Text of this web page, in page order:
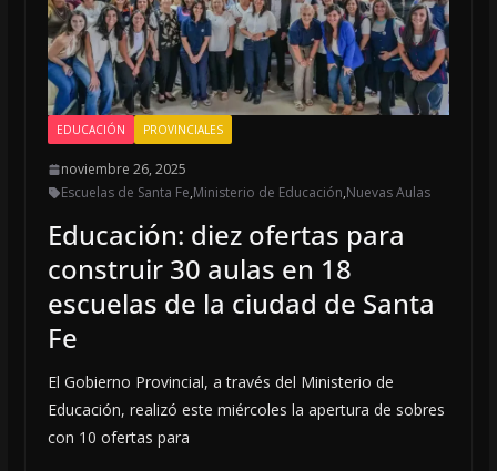
EDUCACIÓN PROVINCIALES
noviembre 26, 2025
Escuelas de Santa Fe,Ministerio de Educación,Nuevas Aulas
Educación: diez ofertas para
construir 30 aulas en 18
escuelas de la ciudad de Santa
Fe
El Gobierno Provincial, a través del Ministerio de
Educación, realizó este miércoles la apertura de sobres
con 10 ofertas para